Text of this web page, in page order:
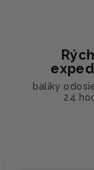
balíky
24